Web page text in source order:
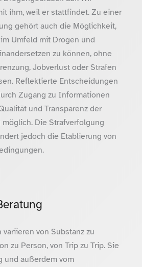
ihm, weil er stattfindet. Zu einer
gehört auch die Möglichkeit,
Umfeld mit Drogen und
zu können, ohne
Jobverlust oder Strafen
Reflektierte Entscheidungen
Zugang zu Informationen
und Transparenz der
Die Strafverfolgung
jedoch die Etablierung von
von Substanz zu
zu Person, von Trip zu Trip. Sie
und außerdem vom